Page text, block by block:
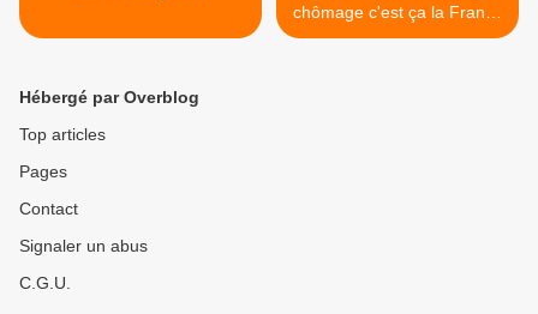
chômage c'est ça la France
? >
Hébergé par Overblog
Top articles
Pages
Contact
Signaler un abus
C.G.U.